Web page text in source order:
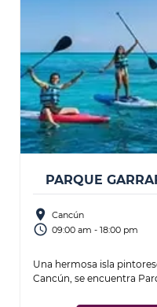
PARQUE
place Cancún
access_time 09:00 am - 18:00 pm
Una hermosa isla
Cancún, se encuentra